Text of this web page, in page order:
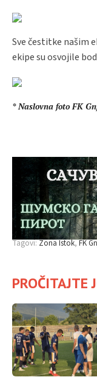
Sve čestitke našim
ekipe su osvojile
* Naslovna foto FK
Tagovi:Zona Istok FK
PROČITAJTE